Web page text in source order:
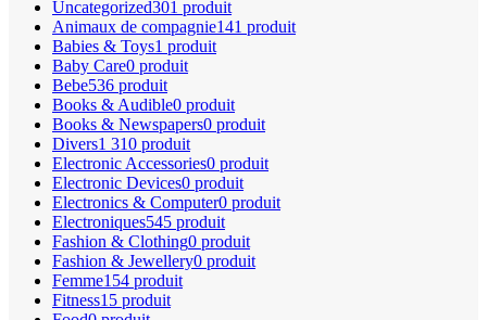
Uncategorized301 produit
Animaux de compagnie141 produit
Babies & Toys1 produit
Baby Care0 produit
Bebe536 produit
Books & Audible0 produit
Books & Newspapers0 produit
Divers1 310 produit
Electronic Accessories0 produit
Electronic Devices0 produit
Electronics & Computer0 produit
Electroniques545 produit
Fashion & Clothing0 produit
Fashion & Jewellery0 produit
Femme154 produit
Fitness15 produit